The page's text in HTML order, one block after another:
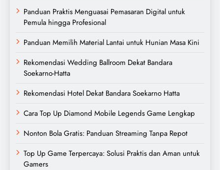
Panduan Praktis Menguasai Pemasaran Digital untuk
Pemula hingga Profesional
Panduan Memilih Material Lantai untuk Hunian Masa Kini
Rekomendasi Wedding Ballroom Dekat Bandara
Soekarno-Hatta
Rekomendasi Hotel Dekat Bandara Soekarno Hatta
Cara Top Up Diamond Mobile Legends Game Lengkap
Nonton Bola Gratis: Panduan Streaming Tanpa Repot
Top Up Game Terpercaya: Solusi Praktis dan Aman untuk
Gamers